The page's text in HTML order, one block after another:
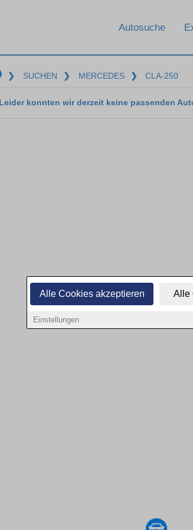
Alle Cookies akzeptieren Alle
Einstellungen
Autosuche
❯ SUCHEN ❯ MERCEDES ❯ CLA-250
Leider konnten wir derzeit keine passenden